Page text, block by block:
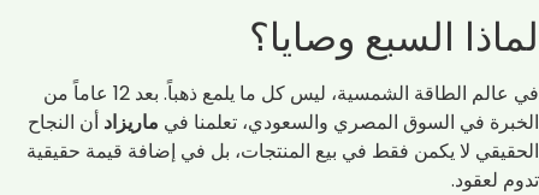
لماذا السبع وصايا؟
في عالم الطاقة الشمسية، ليس كل ما يلمع ذهباً. بعد 12 عاماً من
الخبرة في السوق المصري والسعودي، تعلمنا في ماريزاد أن النجاح
الحقيقي لا يكمن فقط في بيع المنتجات، بل في إضافة قيمة حقيقية
تدوم لعقود.